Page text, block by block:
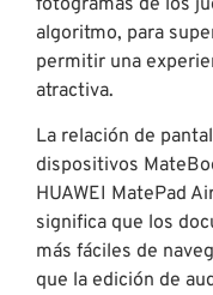
algoritmo, para
permitir una
atractiva.
La relación de
dispositivos
HUAWEI MatePad
significa que los
más fáciles de
que la edición de